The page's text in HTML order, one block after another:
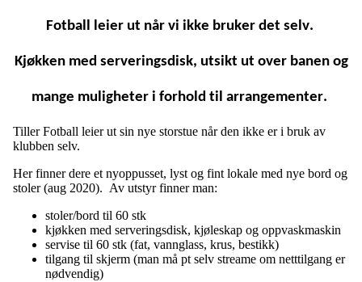
Fotball leier ut når vi ikke bruker det selv.
Kjøkken med serveringsdisk, utsikt ut over banen og
mange muligheter i forhold til arrangementer.
Tiller Fotball leier ut sin nye storstue når den ikke er i bruk av
klubben selv.
Her finner dere et nyoppusset, lyst og fint lokale med nye bord og
stoler (aug 2020). Av utstyr finner man:
stoler/bord til 60 stk
kjøkken med serveringsdisk, kjøleskap og oppvaskmaskin
servise til 60 stk (fat, vannglass, krus, bestikk)
tilgang til skjerm (man må pt selv streame om netttilgang er
nødvendig)